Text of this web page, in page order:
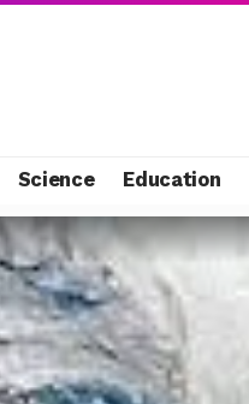
Science Education